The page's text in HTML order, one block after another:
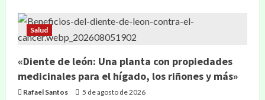
Salud
«Diente de león: Una planta con propiedades
medicinales para el hígado, los riñones y más»
Rafael Santos 5 de agosto de 2026